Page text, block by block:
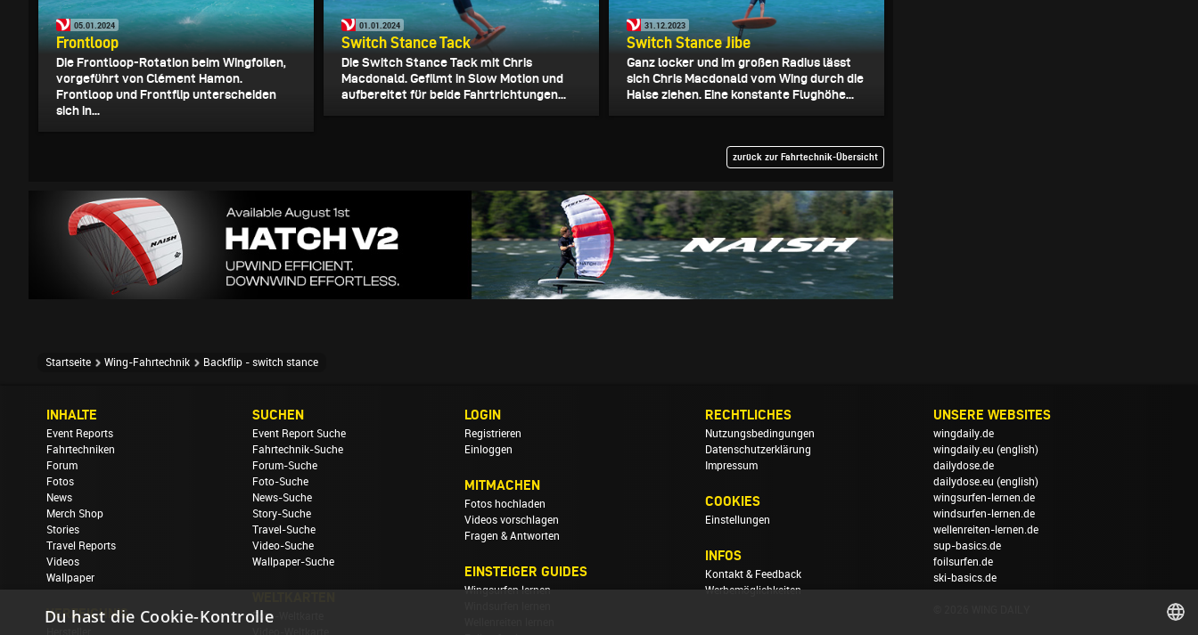
05.01.2024
Frontloop
Die Frontloop-Rotation beim Wingfoilen,
vorgeführt von Clément Hamon.
Frontloop und Frontflip unterscheiden
sich in...
01.01.2024
Switch Stance Tack
Die Switch Stance Tack mit Chris
Macdonald. Gefilmt in Slow Motion und
aufbereitet für beide Fahrtrichtungen...
31.12.2023
Switch Stance Jibe
Ganz locker und im großen Radius lässt
sich Chris Macdonald vom Wing durch die
Halse ziehen. Eine konstante Flughöhe...
zurück zur Fahrtechnik-Übersicht
Startseite Wing-Fahrtechnik Backflip - switch stance
INHALTE
Event Reports
Fahrtechniken
Forum
Fotos
News
Merch Shop
Stories
Travel Reports
Videos
Wallpaper
VERZEICHNIS
SUCHEN
Event Report Suche
Fahrtechnik-Suche
Forum-Suche
Foto-Suche
News-Suche
Story-Suche
Travel-Suche
Video-Suche
Wallpaper-Suche
Foto-Weltkarte
LOGIN
Registrieren
Einloggen
MITMACHEN
Fotos hochladen
Videos vorschlagen
Fragen & Antworten
EINSTEIGER GUIDES
Wingsurfen lernen
RECHTLICHES
Nutzungsbedingungen
Datenschutzerklärung
Impressum
COOKIES
Einstellungen
INFOS
Kontakt & Feedback
Werbemöglichkeiten
UNSERE WEBSITES
wingdaily.de
wingdaily.eu (english)
dailydose.de
dailydose.eu (english)
wingsurfen-lernen.de
windsurfen-lernen.de
wellenreiten-lernen.de
sup-basics.de
foilsurfen.de
ski-basics.de
Du hast die Cookie-Kontrolle